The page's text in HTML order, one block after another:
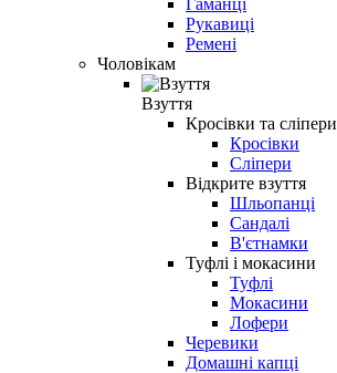
Рукавиці
Ремені
Чоловікам
Взуття
Кросівки та сліпери
Кросівки
Сліпери
Відкрите взуття
Шльопанці
Сандалі
В'єтнамки
Туфлі і мокасини
Туфлі
Мокасини
Лофери
Черевики
Домашні капці